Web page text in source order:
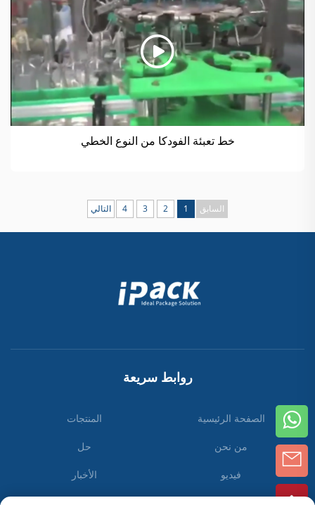
خط تعبئة الفودكا من النوع الخطي
السابق 1
2
3
4 التالي
روابط سريعة
الصفحة الرئيسية المنتجات
من نحن حل
فيديو الأخبار